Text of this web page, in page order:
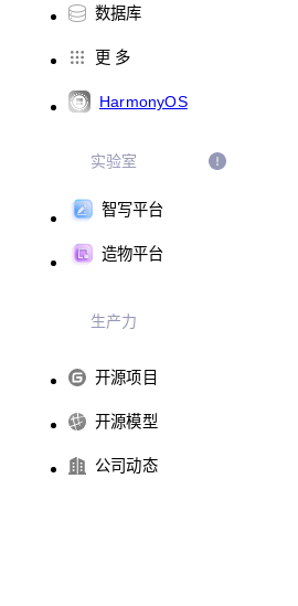
数据库
更 多
HarmonyOS
实验室
智写平台
造物平台
生产力
开源项目
开源模型
公司动态